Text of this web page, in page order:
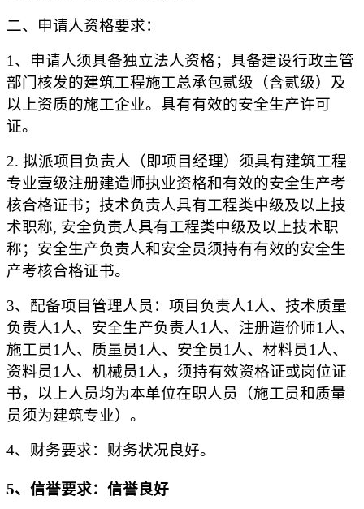
二、申请人资格要求：
1、申请人须具备独立法人资格； 具备建设行政主管
部门核发的建筑工程施工总承包贰级（含贰级）及
以上资质的施工企业。具有有效的安全生产许可
证。
2. 拟派项目负责人（即项目经理）须具有建筑工程
专业壹级注册建造师执业资格和有效的安全生产考
核合格证书；技术负责人具有工程类中级及以上技
术职称, 安全负责人具有工程类中级及以上技术职
称；安全生产负责人和安全员须持有有效的安全生
产考核合格证书。
3、 配备项目管理人员：项目负责人1人、技术质量
负责人1人、安全生产负责人1人、注册造价师1人、
施工员1 人、质量员1 人、安全员1 人、材料员1人、
资料员1人、机械员1人，须持有效资格证或岗位证
书，以上人员均为本单位在职人员（施工员和质量
员须为建筑专业）。
4、 财务要求：财务状况良好。
5、信誉要求：信誉良好